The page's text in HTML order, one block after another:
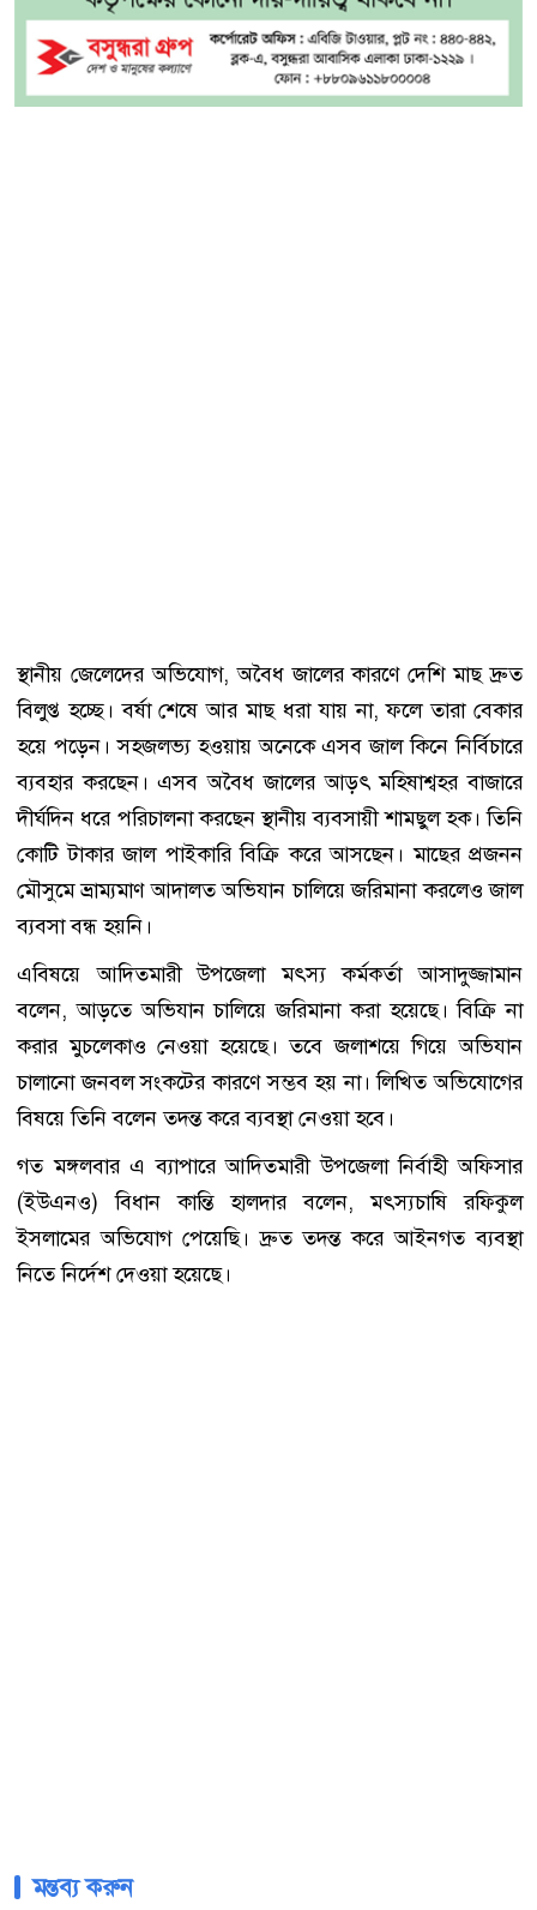
স্থানীয় জেলেদের অভিযোগ, অবৈধ জালের কারণে দেশি মাছ দ্রুত
বিলুপ্ত হচ্ছে। বর্ষা শেষে আর মাছ ধরা যায় না, ফলে তারা বেকার
হয়ে পড়েন। সহজলভ্য হওয়ায় অনেকে এসব জাল কিনে নির্বিচারে
ব্যবহার করছেন। এসব অবৈধ জালের আড়ৎ মহিষাশ্বহর বাজারে
দীর্ঘদিন ধরে পরিচালনা করছেন স্থানীয় ব্যবসায়ী শামছুল হক। তিনি
কোটি টাকার জাল পাইকারি বিক্রি করে আসছেন। মাছের প্রজনন
মৌসুমে ভ্রাম্যমাণ আদালত অভিযান চালিয়ে জরিমানা করলেও জাল
ব্যবসা বন্ধ হয়নি।
এবিষয়ে আদিতমারী উপজেলা মৎস্য কর্মকর্তা আসাদুজ্জামান
বলেন, আড়তে অভিযান চালিয়ে জরিমানা করা হয়েছে। বিক্রি না
করার মুচলেকাও নেওয়া হয়েছে। তবে জলাশয়ে গিয়ে অভিযান
চালানো জনবল সংকটের কারণে সম্ভব হয় না। লিখিত অভিযোগের
বিষয়ে তিনি বলেন তদন্ত করে ব্যবস্থা নেওয়া হবে।
গত মঙ্গলবার এ ব্যাপারে আদিতমারী উপজেলা নির্বাহী অফিসার
(ইউএনও) বিধান কান্তি হালদার বলেন, মৎস্যচাষি রফিকুল
ইসলামের অভিযোগ পেয়েছি। দ্রুত তদন্ত করে আইনগত ব্যবস্থা
নিতে নির্দেশ দেওয়া হয়েছে।
মন্তব্য করুন